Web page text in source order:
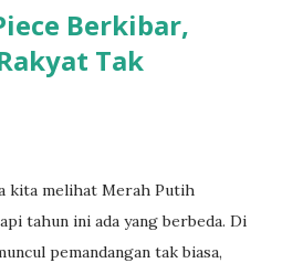
Berkibar,
Tak
kita melihat Merah Putih
tahun ini ada yang berbeda. Di
pemandangan tak biasa,